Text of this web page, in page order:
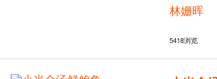
林姗晖
5418浏览